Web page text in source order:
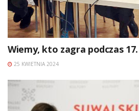
Wiemy, kto zagra podczas 17.
25 KWIETNIA 2024